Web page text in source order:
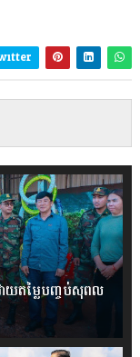
ាយតម្លៃបញ្ចប់សុពល